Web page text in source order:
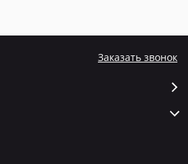
Заказать звонок